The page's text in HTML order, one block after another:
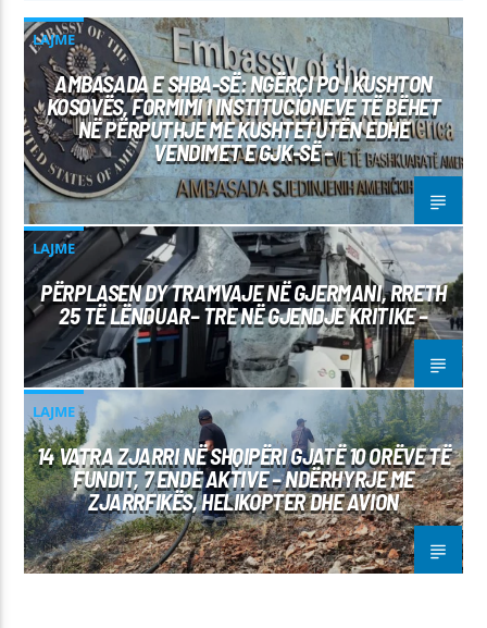
LAJME
AMBASADA E SHBA-SË: NGËRÇI PO I KUSHTON
KOSOVËS, FORMIMI I INSTITUCIONEVE TË BËHET
NË PËRPUTHJE ME KUSHTETUTËN EDHE
VENDIMET E GJK-SË –
LAJME
PËRPLASEN DY TRAMVAJE NË GJERMANI, RRETH
25 TË LËNDUAR– TRE NË GJENDJE KRITIKE –
LAJME
14 VATRA ZJARRI NË SHQIPËRI GJATË 10 ORËVE TË
FUNDIT, 7 ENDE AKTIVE – NDËRHYRJE ME
ZJARRFIKËS, HELIKOPTER DHE AVION